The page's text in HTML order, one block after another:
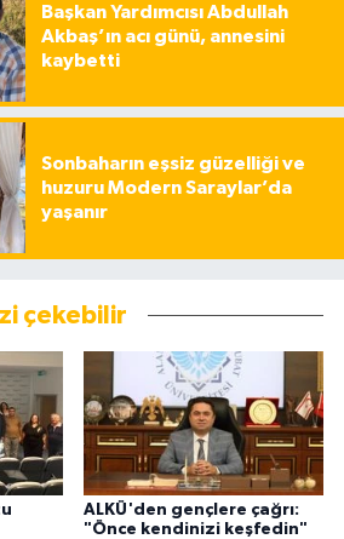
Başkan Yardımcısı Abdullah
Akbaş’ın acı günü, annesini
kaybetti
Sonbaharın eşsiz güzelliği ve
huzuru Modern Saraylar’da
yaşanır
çekebilir
ALKÜ'den gençlere çağrı:
"Önce kendinizi keşfedin"